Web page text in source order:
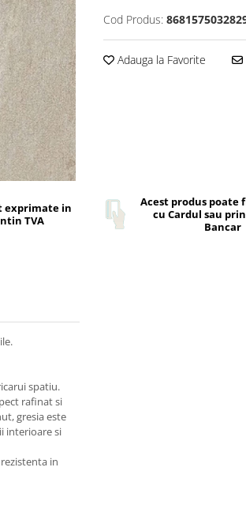
Cod Produs:
Adauga la Favorite
exprimate in
TVA
Acest produs poate
cu Cardul sau
Bancar
spatiu.
rafinat si
gresia este
interioare si
in